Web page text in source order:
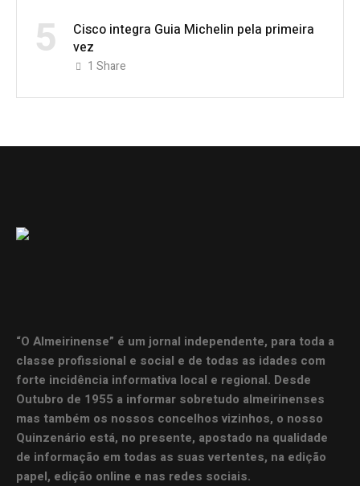
5
Cisco integra Guia Michelin pela primeira
vez
1 Share
“O Almeirinense” é um jornal independente, para toda a
classe profissional e social e de todas as idades com
forte incidência informativa local e regional. Desde
Outubro de 1955 a informar sobretudo almeirinenses
mas também os nossos concelhos vizinhos, o nosso
Quinzenário está, no presente, apostado na qualidade
de informação em todas as suas vertentes, na edição
papel, edição online e nas redes sociais.